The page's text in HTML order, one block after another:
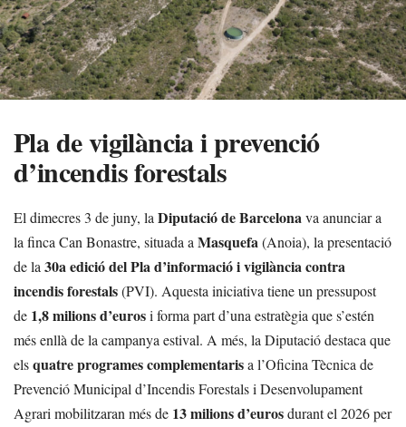
Pla de vigilància i prevenció
d’incendis forestals
El dimecres 3 de juny, la Diputació de Barcelonava anunciar a
la finca Can Bonastre, situada a Masquefa(Anoia), la presentació
de la 30a edició del Pla d’informació i vigilància contra
incendis forestals(PVI). Aquesta iniciativa tiene un pressupost
de 1,8 milions d’eurosi forma part d’una estratègia que s’estén
més enllà de la campanya estival. A més, la Diputació destaca que
elsquatre programes complementarisa l’Oficina Tècnica de
Prevenció Municipal d’Incendis Forestals i Desenvolupament
Agrari mobilitzaran més de 13 milions d’eurosdurant el 2026 per